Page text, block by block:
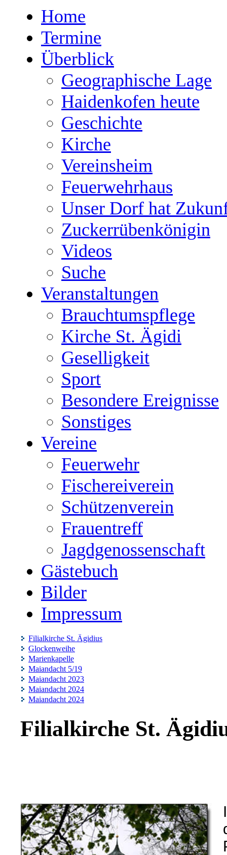
Home
Termine
Überblick
Geographische Lage
Haidenkofen heute
Geschichte
Kirche
Vereinsheim
Feuerwehrhaus
Unser Dorf hat
Zuckerrübenkönigin
Videos
Suche
Veranstaltungen
Brauchtumspflege
Kirche St. Ägidi
Geselligkeit
Sport
Besondere Ereignisse
Sonstiges
Vereine
Feuerwehr
Fischereiverein
Schützenverein
Frauentreff
Jagdgenossenschaft
Gästebuch
Bilder
Impressum
Filialkirche St. Ägidius
Glockenweihe
Marienkapelle
Maiandacht 5/19
Maiandacht 2023
Maiandacht 2024
Maiandacht 2024
Filialkirche St.